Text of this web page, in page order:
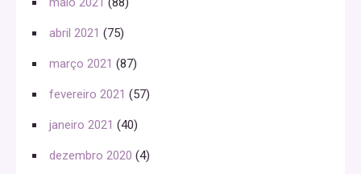
abril 2021 (75)
março 2021 (87)
fevereiro 2021 (57)
janeiro 2021 (40)
dezembro 2020 (4)